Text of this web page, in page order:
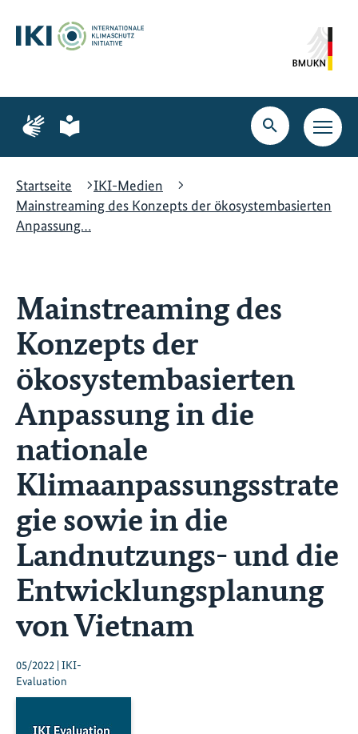
Hauptinhalt
springen
Suche
springen
Hauptnavigation
springen
Zur
Seite
Gebärdensprache
Zur
Seite
leichte
Suche
öffnen
Startseite
IKI-Medien
Mainstreaming des Konzepts der ökosystembasierten
Anpassung…
Mainstreaming des
Konzepts der
ökosystembasierten
Anpassung in die
nationale
Klimaanpassungsstrate
gie sowie in die
Landnutzungs- und die
Entwicklungsplanung
von Vietnam
05/2022 | IKI-
Evaluation